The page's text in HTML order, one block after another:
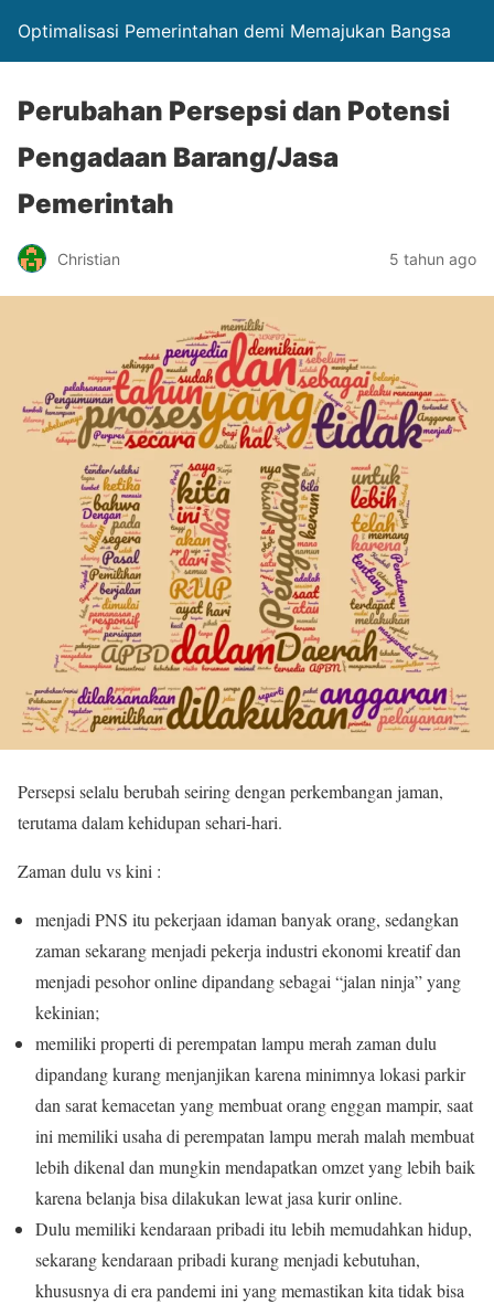
Optimalisasi Pemerintahan demi Memajukan Bangsa
Perubahan Persepsi dan Potensi
Pengadaan Barang/Jasa
Pemerintah
Christian 5 tahun ago
Persepsi selalu berubah seiring dengan perkembangan jaman,
terutama dalam kehidupan sehari-hari.
Zaman dulu vs kini :
menjadi PNS itu pekerjaan idaman banyak orang, sedangkan
zaman sekarang menjadi pekerja industri ekonomi kreatif dan
menjadi pesohor online dipandang sebagai “jalan ninja” yang
kekinian;
memiliki properti di perempatan lampu merah zaman dulu
dipandang kurang menjanjikan karena minimnya lokasi parkir
dan sarat kemacetan yang membuat orang enggan mampir, saat
ini memiliki usaha di perempatan lampu merah malah membuat
lebih dikenal dan mungkin mendapatkan omzet yang lebih baik
karena belanja bisa dilakukan lewat jasa kurir online.
Dulu memiliki kendaraan pribadi itu lebih memudahkan hidup,
sekarang kendaraan pribadi kurang menjadi kebutuhan,
khususnya di era pandemi ini yang memastikan kita tidak bisa